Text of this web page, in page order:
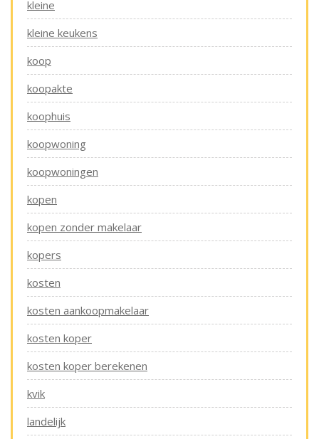
kleine
kleine keukens
koop
koopakte
koophuis
koopwoning
koopwoningen
kopen
kopen zonder makelaar
kopers
kosten
kosten aankoopmakelaar
kosten koper
kosten koper berekenen
kvik
landelijk